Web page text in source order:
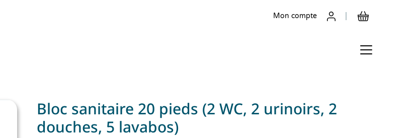
Mon compte
Bloc sanitaire 20 pieds (2 WC, 2 urinoirs, 2
douches, 5 lavabos)